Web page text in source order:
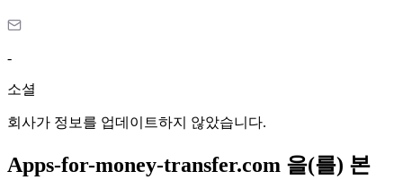
-
소셜
회사가 정보를 업데이트하지 않았습니다.
Apps-for-money-transfer.com 을(를) 본